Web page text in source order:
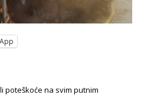
poteškoće na svim putnim